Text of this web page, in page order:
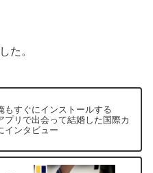
た。
もすぐにインストールする
プリで出会って結婚した国際カ
インタビュー